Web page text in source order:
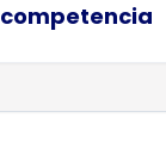
competencia